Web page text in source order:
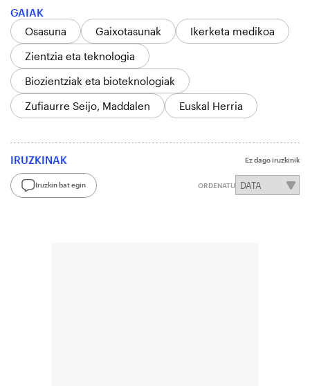
GAIAK
Osasuna
Gaixotasunak
Ikerketa medikoa
Zientzia eta teknologia
Biozientziak eta bioteknologiak
Zufiaurre Seijo, Maddalen
Euskal Herria
IRUZKINAK Ez dago iruzkinik
Iruzkin bat egin ORDENATU